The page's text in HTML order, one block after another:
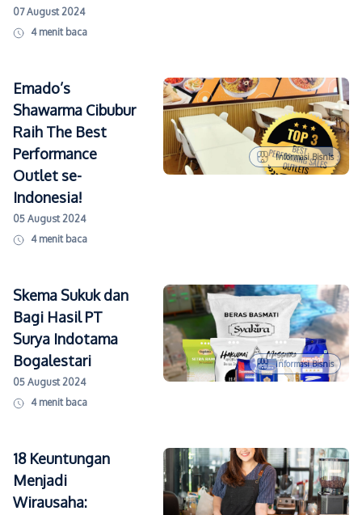
07 August 2024
4 menit baca
Emado’s
Shawarma Cibubur
Raih The Best
Performance
Outlet se-
Indonesia!
05 August 2024
4 menit baca
Informasi Bisnis
Skema Sukuk dan
Bagi Hasil PT
Surya Indotama
Bogalestari
05 August 2024
4 menit baca
Informasi Bisnis
18 Keuntungan
Menjadi
Wirausaha: